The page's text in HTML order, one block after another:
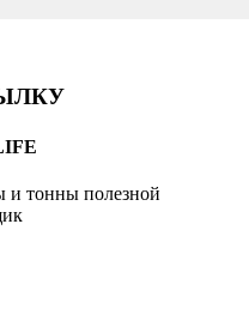
и тонны полезной